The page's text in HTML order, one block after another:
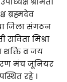
ब्रह्मदेव
जिला संगठन
सविता मिश्रा
शक्ति व जय
मंच जूनियर
रहे ।